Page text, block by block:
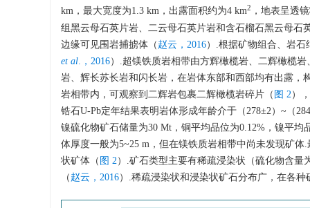
km，最大宽度为1.3 km，出露面积约为4 km2
，地表呈透
组黑云母石英片岩、二云母石英片岩和含石榴石黑云母石
边缘可见围岩捕掳体（ 赵云，2016）.根据矿物组合、岩
et al.，2016）.超镁铁质岩相带由方辉橄榄岩、二辉橄榄
岩、辉长苏长岩和闪长岩，在岩体东部和西部均有出露
岩相带内，可观察到二辉岩包裹二辉橄榄岩碎片（ 图 2）
锆石U-Pb定年结果表明岩体形成年龄介于（278±2）~（
镍硫化物矿石储量为30 Mt，铜平均品位为0.12%，镍平均
体厚度一般为5~25 m，但在镁铁质岩相带中尚未发现矿
状矿体（ 图 2）.矿石类型主要有稀疏浸染状（硫化物含量
（ 赵云，2016）.稀疏浸染状和浸染状矿石分布广，在各